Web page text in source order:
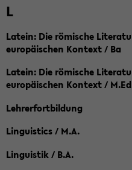
L
Latein: Die römische
europäischen Kontext / Ba
Latein: Die römische
europäischen Kontext /
Lehrerfortbildung
Linguistics / M.A.
Linguistik / B.A.